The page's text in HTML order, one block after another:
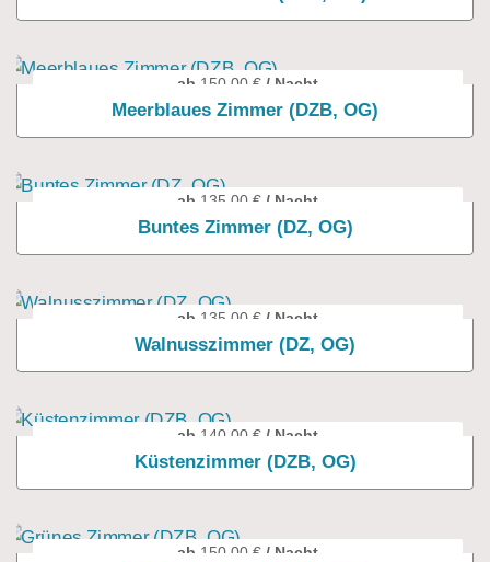
ab 150,00 € / Nacht
Meerblaues Zimmer (DZB, OG)
ab 135,00 € / Nacht
Buntes Zimmer (DZ, OG)
ab 135,00 € / Nacht
Walnusszimmer (DZ, OG)
ab 140,00 € / Nacht
Küstenzimmer (DZB, OG)
ab 150,00 € / Nacht